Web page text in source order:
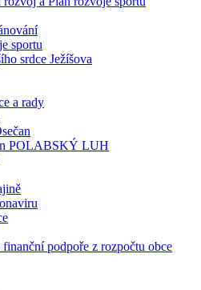
sportu
srdce Ježíšova
a rady
POLABSKÝ LUH
podpoře z rozpočtu obce